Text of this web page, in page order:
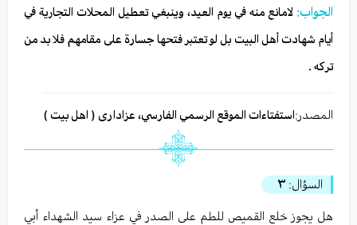
الجواب: لامانع منه في يوم العيد، وينبغي تعطيل المحلات التجارية في
أيام شهادت أهل البيت بل لو تعتبر فتحها جسارة على مقامهم فلا بد من
تركه .
المصدر:استفتاءات الموقع الرسمي الفارسي، عزاداری ( اهل بیت )
السؤال: ٣
هل يجوز خلع القميص للطم على الصدر في عزاء سيد الشهداء أبي